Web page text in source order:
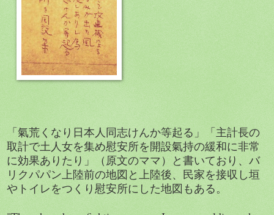
「氣荒くなり日本人同志けんか等起る」「主計長の
取計で土人女を集め慰安所を開設氣持の緩和に非常
に効果ありたり」（原文のママ）と書いており、バ
リクパパン上陸前の地図と上陸後、民家を接収し垣
やトイレをつくり慰安所にした地図もある。